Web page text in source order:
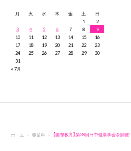
月 火 水 木 金 土
日
1
2
3
4 5 6 7 8
9
10
11 12 13 14 15
16
17
18 19 20 21 22
23
24
25 26 27 28 29
30
31
« 7月
ホーム 薬業科 【国際教育】第28回日中健康学会を開催！